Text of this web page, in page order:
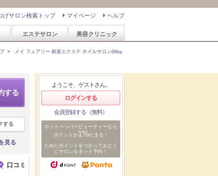
ヘルプ
マイページ
げサロン検索トップ
エステサロン 美容クリニック
> メイ フェアリー 銀座エクステ ネイルサロン(May
する
する
見る
口コミ
ようこそ、ゲストさん。
ログインする
会員登録する（無料）
ホットペッパービューティーなら
ポイントが1%たまる！
ためたポイントをつかっておとく
にサロンをネット予約！